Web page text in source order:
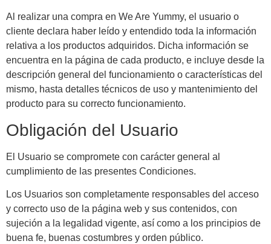
Al realizar una compra en We Are Yummy, el usuario o
cliente declara haber leído y entendido toda la información
relativa a los productos adquiridos. Dicha información se
encuentra en la página de cada producto, e incluye desde la
descripción general del funcionamiento o características del
mismo, hasta detalles técnicos de uso y mantenimiento del
producto para su correcto funcionamiento.
Obligación del Usuario
El Usuario se compromete con carácter general al
cumplimiento de las presentes Condiciones.
Los Usuarios son completamente responsables del acceso
y correcto uso de la página web y sus contenidos, con
sujeción a la legalidad vigente, así como a los principios de
buena fe, buenas costumbres y orden público.